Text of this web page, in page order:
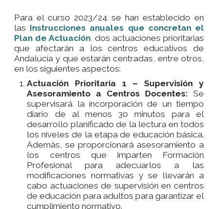
Para el curso 2023/24 se han establecido en
las Instrucciones anuales que concretan el
Plan de Actuacióndos actuaciones prioritarias
que afectarán a los centros educativos de
Andalucía y que estarán centradas, entre otros,
en los siguientes aspectos:
Actuación Prioritaria 1 – Supervisión y
Asesoramiento a Centros Docentes: Se
supervisará la incorporación de un tiempo
diario de al menos 30 minutos para el
desarrollo planificado de la lectura en todos
los niveles de la etapa de educación básica.
Además, se proporcionará asesoramiento a
los centros que imparten Formación
Profesional para adecuarlos a las
modificaciones normativas y se llevarán a
cabo actuaciones de supervisión en centros
de educación para adultos para garantizar el
cumplimiento normativo.